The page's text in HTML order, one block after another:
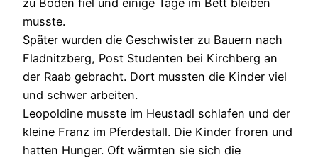
musste.
Später wurden die Geschwister zu Bauern nach
Fladnitzberg, Post Studenten bei Kirchberg an
der Raab gebracht. Dort mussten die Kinder viel
und schwer arbeiten.
Leopoldine musste im Heustadl schlafen und der
kleine Franz im Pferdestall. Die Kinder froren und
hatten Hunger. Oft wärmten sie sich die